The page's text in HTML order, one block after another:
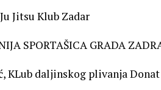
Jitsu Klub Zadar
SPORTAŠICA GRADA
KLub daljinskog plivanja Donat